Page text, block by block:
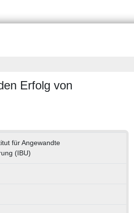
Erfolg von
für Angewandte
(IBU)